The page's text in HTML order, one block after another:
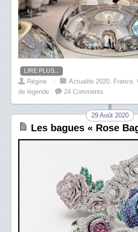
LIRE PLUS...
Régine ⋅ Actualité 2020 France ,
de légende
24 Comments
29 Août 2020
Les bagues « Rose